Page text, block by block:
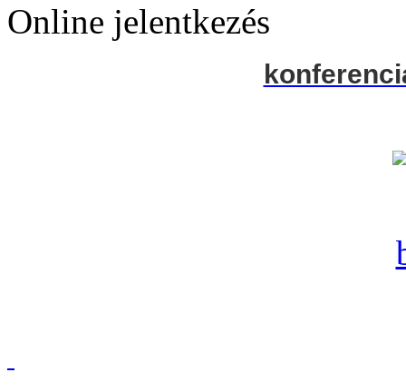
Online jelentkezés